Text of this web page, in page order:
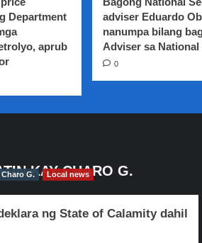
Department
aprub
adviser Eduardo
nanumpa bilang
Adviser sa
0
KAY CHARO G.
G. Local news
ng State of Calamity dahil